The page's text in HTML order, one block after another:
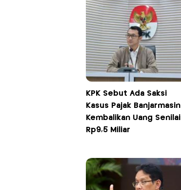
KPK Sebut Ada Saksi
Kasus Pajak Banjarmasin
Kembalikan Uang Senilai
Rp9,5 Miliar